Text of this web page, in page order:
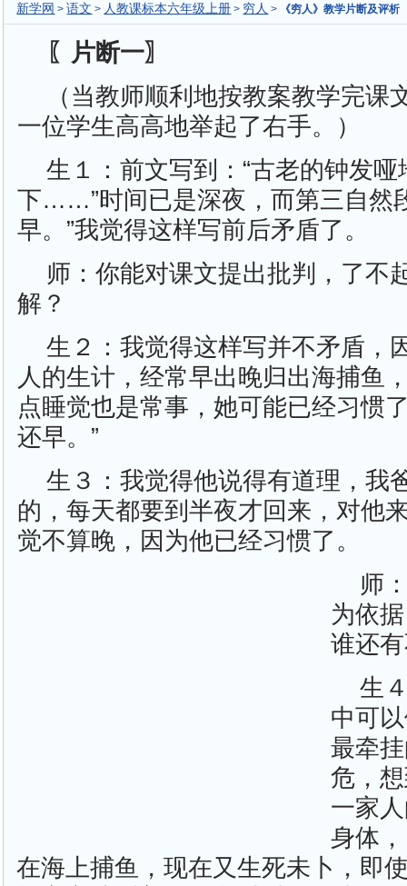
新学网 >语文 > 人教课标本六年级上册 > 穷人 > 《穷人》教学片断及评析
〖片断一〗
（当教师顺利地按教案教学完课
一位学生高高地举起了右手。）
生１：前文写到：“古老的钟发
下……”时间已是深夜，而第三自然
早。”我觉得这样写前后矛盾了。
师：你能对课文提出批判，了不
解？
生２：我觉得这样写并不矛盾，
人的生计，经常早出晚归出海捕鱼
点睡觉也是常事，她可能已经习惯
还早。”
生３：我觉得他说得有道理，我
的，每天都要到半夜才回来，对他
觉不算晚，因为他已经习惯了。
师
为依
谁还
生
中可
最牵
危，
一家
身体
在海上捕鱼，现在又生死未卜，即